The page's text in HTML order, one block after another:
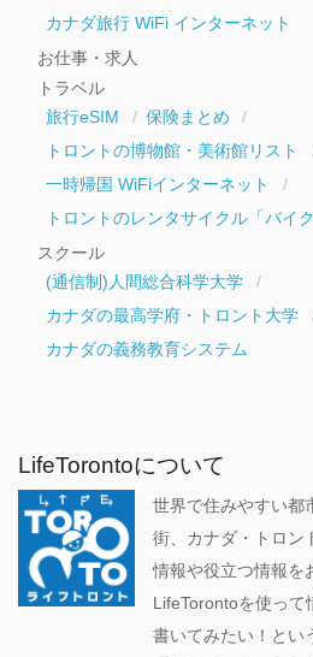
カナダ旅行 WiFi インターネット
お仕事・求人
トラベル
旅行eSIM
保険まとめ
トロントの博物館・美術館リスト
一時帰国 WiFiインターネット
トロントのレンタサイクル「バイ
スクール
(通信制)人間総合科学大学
カナダの最高学府・トロント大学
カナダの義務教育システム
LifeTorontoについて
世界で住みやすい都
街、カナダ・トロン
情報や役立つ情報を
LifeTorontoを使って
書いてみたい！とい